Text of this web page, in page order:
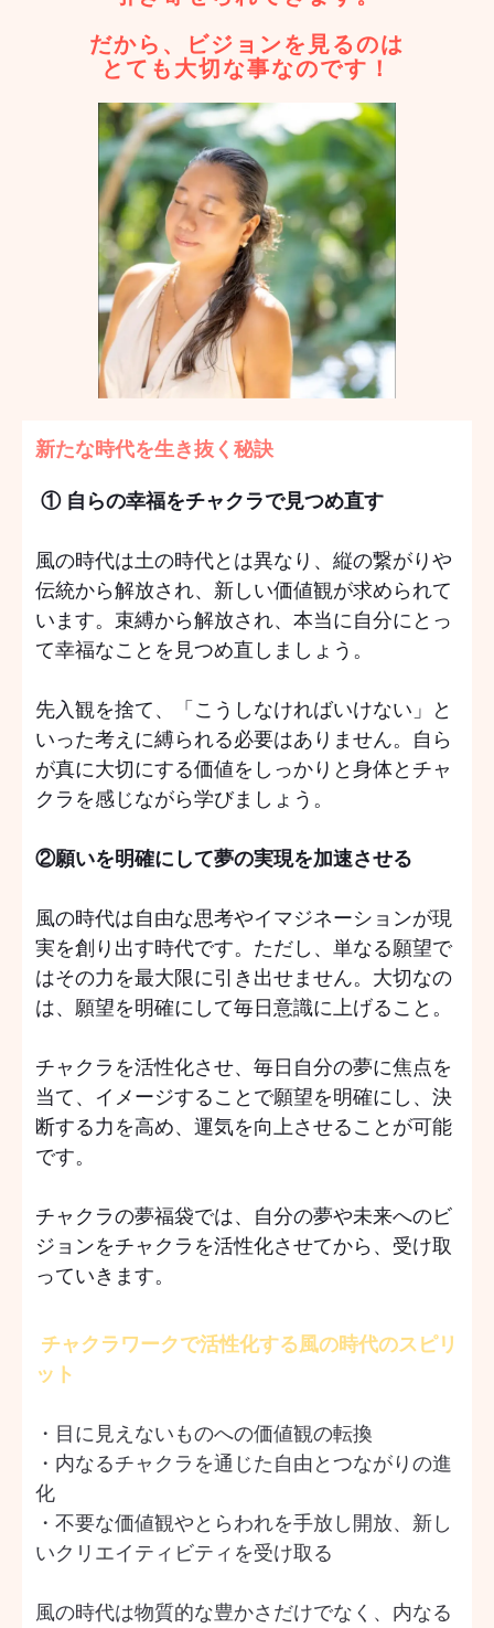
だから、ビジョンを見るのは
とても大切な事なのです！
新たな時代を生き抜く秘訣
① 自らの幸福をチャクラで見つめ直す
風の時代は土の時代とは異なり、縦の繋がりや
伝統から解放され、新しい価値観が求められて
います。束縛から解放され、本当に自分にとっ
て幸福なことを見つめ直しましょう。
先入観を捨て、「こうしなければいけない」と
いった考えに縛られる必要はありません。自ら
が真に大切にする価値をしっかりと身体とチャ
クラを感じながら学びましょう。
②願いを明確にして夢の実現を加速させる
風の時代は自由な思考やイマジネーションが現
実を創り出す時代です。ただし、単なる願望で
はその力を最大限に引き出せません。大切なの
は、願望を明確にして毎日意識に上げること。
チャクラを活性化させ、毎日自分の夢に焦点を
当て、イメージすることで願望を明確にし、決
断する力を高め、運気を向上させることが可能
です。
チャクラの夢福袋では、自分の夢や未来へのビ
ジョンをチャクラを活性化させてから、受け取
っていきます。
チャクラワークで活性化する風の時代のスピリ
ット
・目に見えないものへの価値観の転換
・内なるチャクラを通じた自由とつながりの進
化
・不要な価値観やとらわれを手放し開放、新し
いクリエイティビティを受け取る
風の時代は物質的な豊かさだけでなく、内なる